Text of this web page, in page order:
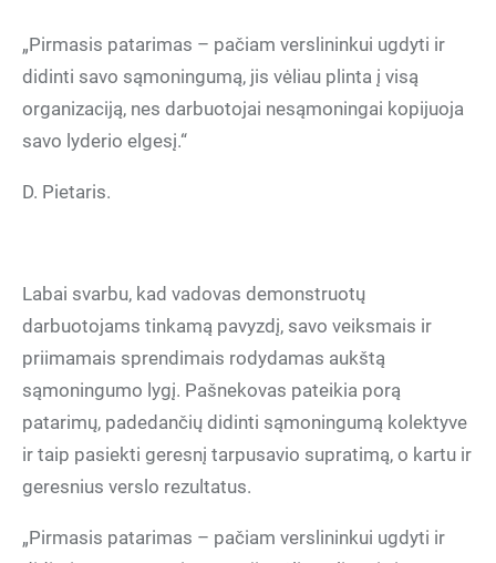
„Pirmasis patarimas – pačiam verslininkui ugdyti ir
didinti savo sąmoningumą, jis vėliau plinta į visą
organizaciją, nes darbuotojai nesąmoningai kopijuoja
savo lyderio elgesį.“
D. Pietaris.
Labai svarbu, kad vadovas demonstruotų
darbuotojams tinkamą pavyzdį, savo veiksmais ir
priimamais sprendimais rodydamas aukštą
sąmoningumo lygį. Pašnekovas pateikia porą
patarimų, padedančių didinti sąmoningumą kolektyve
ir taip pasiekti geresnį tarpusavio supratimą, o kartu ir
geresnius verslo rezultatus.
„Pirmasis patarimas – pačiam verslininkui ugdyti ir